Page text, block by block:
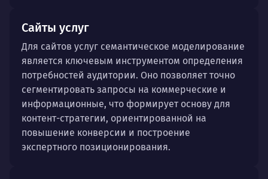
Сайты услуг
Для сайтов услуг семантическое моделирование
является ключевым инструментом определения
потребностей аудитории. Оно позволяет точно
сегментировать запросы на коммерческие и
информационные, что формирует основу для
контент-стратегии, ориентированной на
повышение конверсии и построение
экспертного позиционирования.